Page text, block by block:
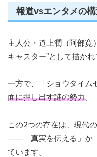
報道vsエンタメの
主人公・道上潤（阿部寛
キャスター”として描かれ
一方で、「ショウタイム
面に押し出す謎の勢力。
この2つの存在は、現代
――「真実を伝える」か
ています。